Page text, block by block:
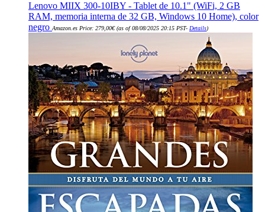
Lenovo MIIX 300-10IBY - Tablet de 10.1" (WiFi, 2 GB
RAM, memoria interna de 32 GB, Windows 10 Home), color
negro Amazon.es Price: 279,00€(as of 08/08/2025 20:15 PST- Details)